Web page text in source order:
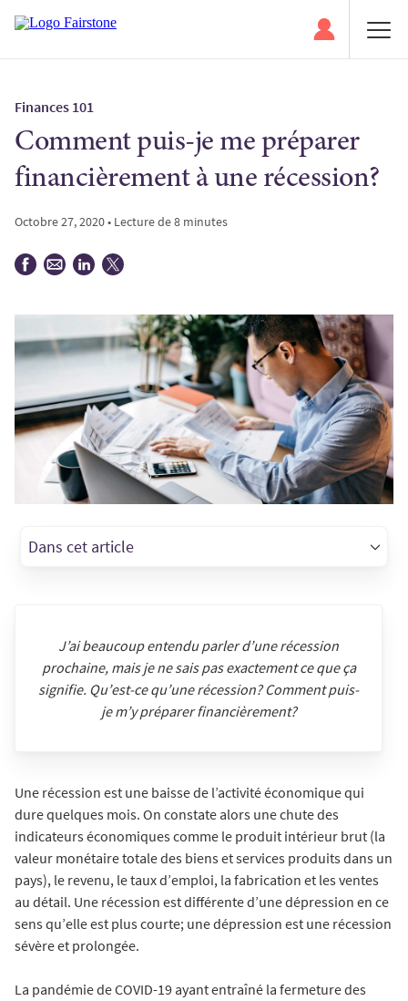
Finances 101
Comment puis-je me préparer
financièrement à une récession?
Octobre 27, 2020 • Lecture de 8 minutes
Dans cet article
J’ai beaucoup entendu parler d’une récession
prochaine, mais je ne sais pas exactement ce que ça
signifie. Qu’est-ce qu’une récession? Comment puis-
je m’y préparer financièrement?
Une récession est une baisse de l’activité économique qui
dure quelques mois. On constate alors une chute des
indicateurs économiques comme le produit intérieur brut (la
valeur monétaire totale des biens et services produits dans un
pays), le revenu, le taux d’emploi, la fabrication et les ventes
au détail. Une récession est différente d’une dépression en ce
sens qu’elle est plus courte; une dépression est une récession
sévère et prolongée.
La pandémie de COVID-19 ayant entraîné la fermeture des